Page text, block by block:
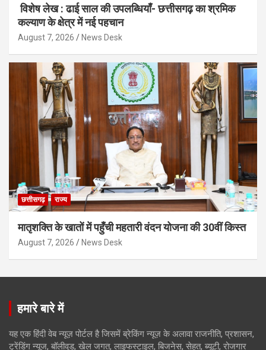
विशेष लेख : ढाई साल की उपलब्धियाँ- छत्तीसगढ़ का श्रमिक
कल्याण के क्षेत्र में नई पहचान
August 7, 2026 News Desk
छत्तीसगढ़ राज्य
मातृशक्ति के खातों में पहुँची महतारी वंदन योजना की 30वीं किस्त
August 7, 2026 News Desk
हमारे बारे में
यह एक हिंदी वेब न्यूज़ पोर्टल है जिसमें ब्रेकिंग न्यूज़ के अलावा राजनीति, प्रशासन,
ट्रेंडिंग न्यूज, बॉलीवुड, खेल जगत, लाइफस्टाइल, बिजनेस, सेहत, ब्यूटी, रोजगार